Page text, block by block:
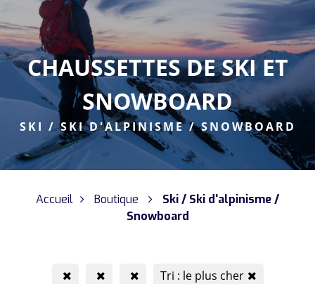
CHAUSSETTES DE SKI ET
SNOWBOARD
SKI / SKI D'ALPINISME / SNOWBOARD
Accueil Boutique
Ski / Ski d'alpinisme /
Snowboard
Tri : le plus cher